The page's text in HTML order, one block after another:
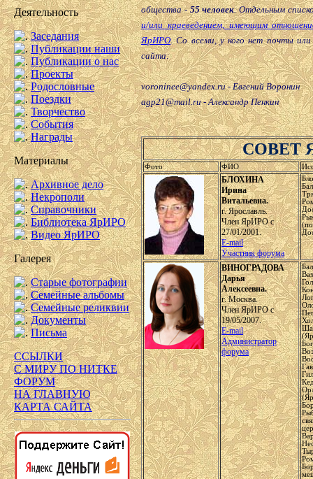
Деятельность
Заседания
Публикации наши
Публикации о нас
Проекты
Родословные
Поездки
Творчество
События
Награды
Материалы
Архивное дело
Некрополи
Справочники
Библиотека ЯрИРО
Видео ЯрИРО
Галерея
Старые фотографии
Семейные альбомы
Семейные реликвии
Документы
Письма
ССЫЛКИ
С МИРУ ПО НИТКЕ
ФОРУМ
НА ГЛАВНУЮ
КАРТА САЙТА
общества -55 человек. Отдельным
и/или краеведением, имеющим
ЯрИРО. Со всеми, у кого нет почты
сайта:
voroninee@yandex.ru - Евгений Воронин
agp21@mail.ru - Александр Пенкин
СОВЕТ
Фото ФИО
БЛОХИНА
Ирина
Витальевна.
г. Ярославль.
Член ЯрИРО с
27/01/2001.
E-mail
Участник форума
ВИНОГРАДОВА
Дарья
Алексеевна.
г. Москва.
Член ЯрИРО с
19/05/2007.
E-mail
Администратор
форума